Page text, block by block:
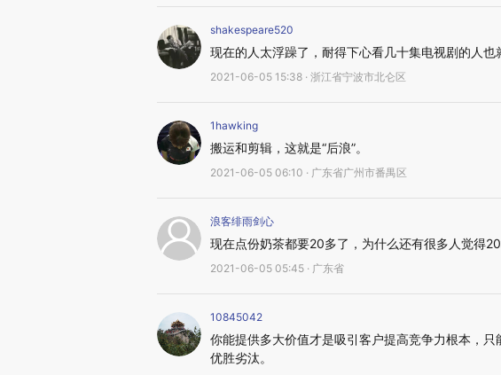
shakespeare520
现在的人太浮躁了，耐得下心看几十集电视剧的人
2021-06-05 15:38 · 浙江省宁波市北仑区
1hawking
搬运和剪辑，这就是“后浪”。
2021-06-05 06:10 · 广东省广州市番禺区
浪客绯雨剑心
现在点份奶茶都要20多了，为什么还有很多人觉得
2021-06-05 05:45 · 广东省
10845042
你能提供多大价值才是吸引客户提高竞争力根本，只
优胜劣汰。